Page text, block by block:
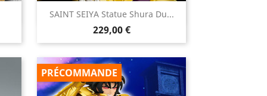
SAINT SEIYA Statue Shura Du...
Prix
229,00 €
Aperçu rapide
PRÉCOMMANDE